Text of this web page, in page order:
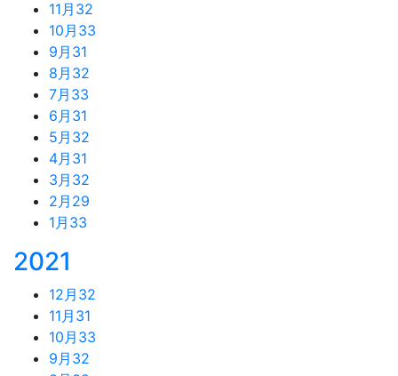
11月 32
10月 33
9月 31
8月 32
7月 33
6月 31
5月 32
4月 31
3月 32
2月 29
1月 33
2021
12月 32
11月 31
10月 33
9月 32